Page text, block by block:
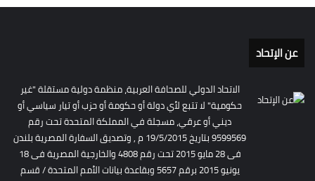
عن الإتحاد
الاتحاد الدولي للصحافة العربية، منظمة دولية مستقلة "غير
حكومية" لا تتبع لأي دولة أو حكومة أو حزب أو تيار سياسي أو
ديني أو عرقي، مسجلة في المملكة المتحدة تحت رقم
9599569 بتاريخ 19/5/2015 م , وتصديق السفارة المصرية بلندن
فى 28 مايو 2015 تحت رقم 4808 والخارجية المصرية فى 18
يونيو 2015 برقم 5657 وبقاعدة بيانات الأمم المتحدة / قسم